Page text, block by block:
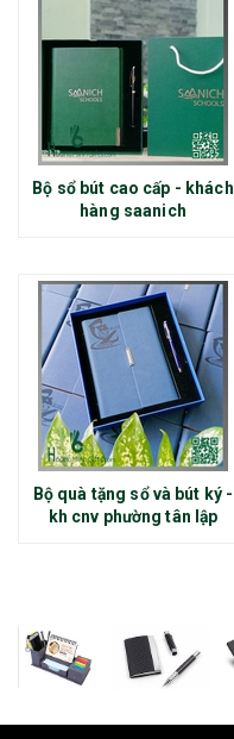
Bộ sổ bút cao cấp - khách
hàng saanich
Bộ quà tặng sổ và bút ký -
kh cnv phường tân lập